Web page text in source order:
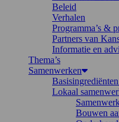
Beleid
Verhalen
Programma’s &
Partners van
Informatie en
Thema’s
Samenwerken
Lokaal
Bouwen